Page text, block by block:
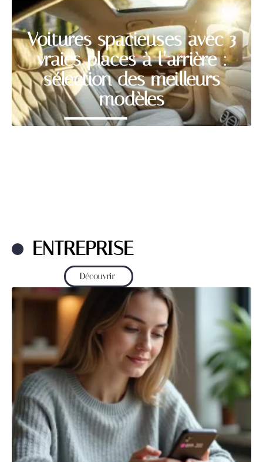
Voitures spacieuses avec 3
vraies places à l’arrière :
sélection des meilleurs
modèles
ENTREPRISE
Découvrir